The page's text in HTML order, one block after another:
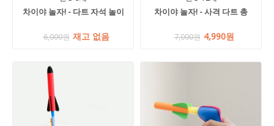
차이야 놀자! - 다트 자석 놀이
6,000원 재고 없음
차이야 놀자! - 사격 다트 총
7,000원 4,990원